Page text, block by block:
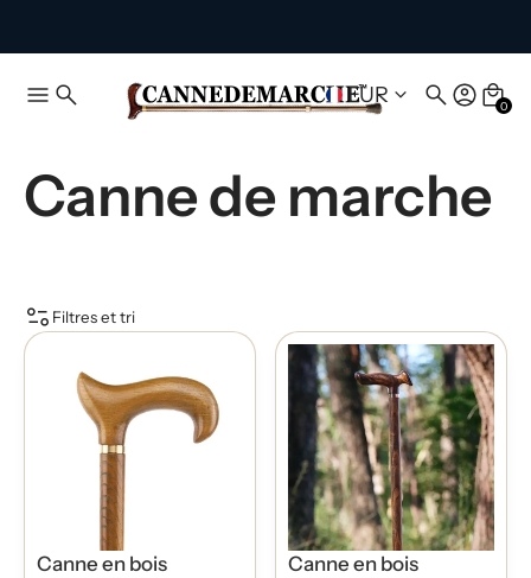
EUR 0
Canne de marche
Filtres et tri
Canne en bois
Canne en bois